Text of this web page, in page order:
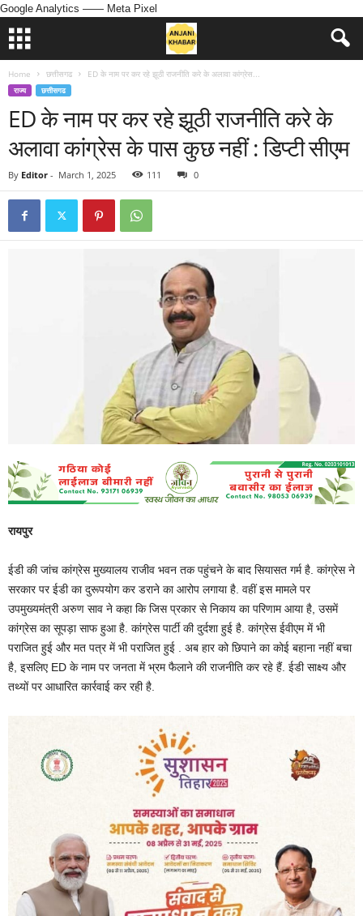
Google Analytics —— Meta Pixel
Home छत्तीसगढ ED के नाम पर कर रहे झूठी राजनीति करे के अलावा कांग्रेस...
राज्य छत्तीसगढ
ED के नाम पर कर रहे झूठी राजनीति करे के
अलावा कांग्रेस के पास कुछ नहीं : डिप्टी सीएम
By Editor - March 1, 2025 111 0
रायपुर
ईडी की जांच कांग्रेस मुख्यालय राजीव भवन तक पहुंचने के बाद सियासत गर्म है. कांग्रेस ने
सरकार पर ईडी का दुरूपयोग कर डराने का आरोप लगाया है. वहीं इस मामले पर
उपमुख्यमंत्री अरुण साव ने कहा कि जिस प्रकार से निकाय का परिणाम आया है, उसमें
कांग्रेस का सूपड़ा साफ हुआ है. कांग्रेस पार्टी की दुर्दशा हुई है. कांग्रेस ईवीएम में भी
पराजित हुई और मत पत्र में भी पराजित हुई . अब हार को छिपाने का कोई बहाना नहीं बचा
है, इसलिए ED के नाम पर जनता में भ्रम फैलाने की राजनीति कर रहे हैं. ईडी साक्ष्य और
तथ्यों पर आधारित कार्रवाई कर रही है.